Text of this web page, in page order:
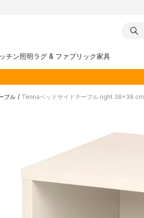
チン照明ラグ & ファブリック家具
ブル / Tennaベッドサイドテーブル right 38x38 cm